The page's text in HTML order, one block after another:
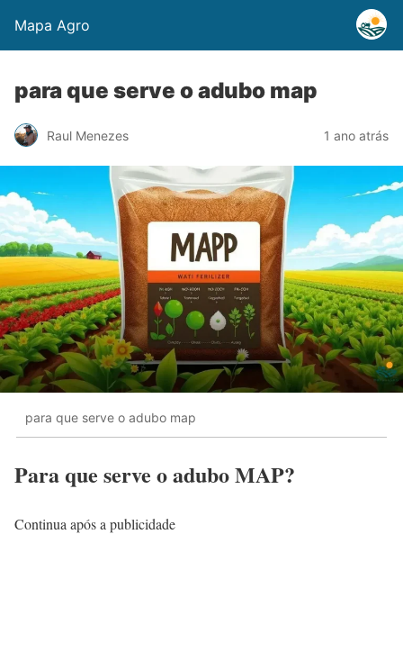
Mapa Agro
para que serve o adubo map
Raul Menezes 1 ano atrás
para que serve o adubo map
Para que serve o adubo MAP?
Continua após a publicidade